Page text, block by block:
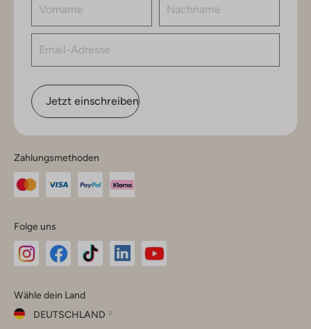
Jetzt einschreiben
Zahlungsmethoden
Folge uns
Instagram
Facebook
TikTok
Wähle dein Land
DEUTSCHLAND